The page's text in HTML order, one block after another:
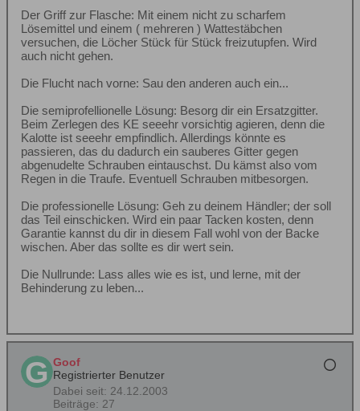
Der Griff zur Flasche: Mit einem nicht zu scharfem
Lösemittel und einem ( mehreren ) Wattestäbchen
versuchen, die Löcher Stück für Stück freizutupfen. Wird
auch nicht gehen.
Die Flucht nach vorne: Sau den anderen auch ein...
Die semiprofellionelle Lösung: Besorg dir ein Ersatzgitter.
Beim Zerlegen des KE seeehr vorsichtig agieren, denn die
Kalotte ist seeehr empfindlich. Allerdings könnte es
passieren, das du dadurch ein sauberes Gitter gegen
abgenudelte Schrauben eintauschst. Du kämst also vom
Regen in die Traufe. Eventuell Schrauben mitbesorgen.
Die professionelle Lösung: Geh zu deinem Händler; der soll
das Teil einschicken. Wird ein paar Tacken kosten, denn
Garantie kannst du dir in diesem Fall wohl von der Backe
wischen. Aber das sollte es dir wert sein.
Die Nullrunde: Lass alles wie es ist, und lerne, mit der
Behinderung zu leben...
Goof
Registrierter Benutzer
Dabei seit: 24.12.2003
Beiträge: 27